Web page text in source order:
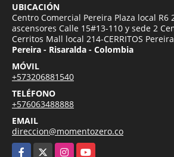
UBICACIÓN
Centro Comercial Pereira Plaza local R6
ascensores Calle 15#13-110 y sede 2
Cerritos Mall local 214-CERRITOS Pereira
Pereira - Risaralda - Colombia
MÓVIL
+573206881540
TELÉFONO
+576063488888
EMAIL
direccion@momentozero.co
Facebook
InstagramYouTube